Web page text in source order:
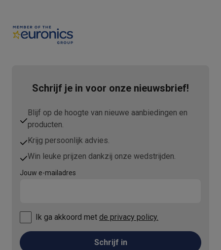
Schrijf je in voor onze nieuwsbrief!
Blijf op de hoogte van nieuwe aanbiedingen en
producten.
Krijg persoonlijk advies.
Win leuke prijzen dankzij onze wedstrijden.
Jouw e-mailadres
Ik ga akkoord met de privacy policy.
Schrijf in